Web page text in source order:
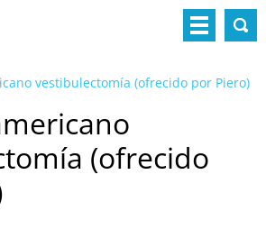
vestibulectomía (ofrecido por Piero)
(ofrecido